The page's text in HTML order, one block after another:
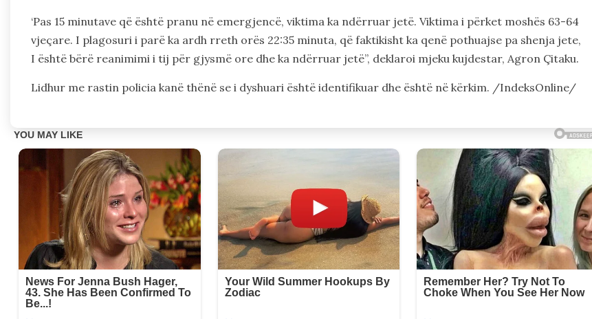
‘Pas 15 minutave që është pranu në emergjencë, viktima ka ndërruar jetë. Viktima i përket moshës 63-64
vjeçare. I plagosuri i parë ka ardh rreth orës 22:35 minuta, që faktikisht ka qenë pothuajse pa shenja jete,
I është bërë reanimimi i tij për gjysmë ore dhe ka ndërruar jetë”, deklaroi mjeku kujdestar, Agron Çitaku.
Lidhur me rastin policia kanë thënë se i dyshuari është identifikuar dhe është në kërkim. /IndeksOnline/